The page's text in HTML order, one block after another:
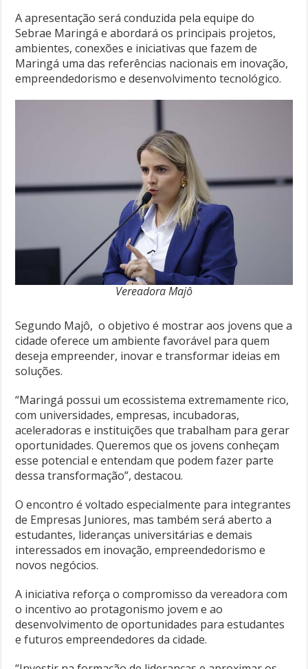
A apresentação será conduzida pela equipe do
Sebrae Maringá e abordará os principais projetos,
ambientes, conexões e iniciativas que fazem de
Maringá uma das referências nacionais em inovação,
empreendedorismo e desenvolvimento tecnológico.
Vereadora Majô
Segundo Majô, o objetivo é mostrar aos jovens que a
cidade oferece um ambiente favorável para quem
deseja empreender, inovar e transformar ideias em
soluções.
“Maringá possui um ecossistema extremamente rico,
com universidades, empresas, incubadoras,
aceleradoras e instituições que trabalham para gerar
oportunidades. Queremos que os jovens conheçam
esse potencial e entendam que podem fazer parte
dessa transformação”, destacou.
O encontro é voltado especialmente para integrantes
de Empresas Juniores, mas também será aberto a
estudantes, lideranças universitárias e demais
interessados em inovação, empreendedorismo e
novos negócios.
A iniciativa reforça o compromisso da vereadora com
o incentivo ao protagonismo jovem e ao
desenvolvimento de oportunidades para estudantes
e futuros empreendedores da cidade.